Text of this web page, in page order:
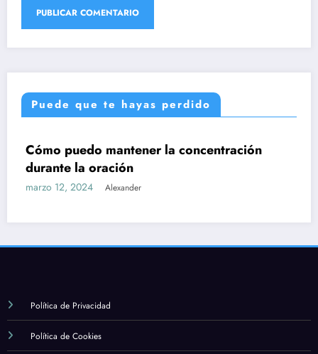
Puede que te hayas perdido
UNCATEGORIZED